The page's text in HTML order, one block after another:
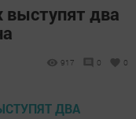
выступят два
917 0 0